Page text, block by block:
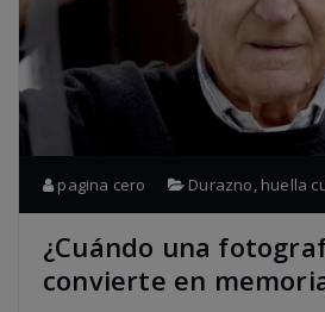
pagina cero Durazno huella
¿Cuándo una
convierte en